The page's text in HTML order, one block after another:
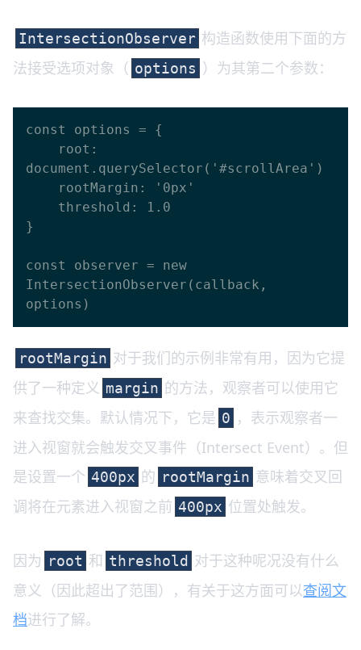
IntersectionObserver 构造函数使用下面的方
法接受选项对象（ options ）为其第二个参数：
const options = {
document.querySelector('#scrollArea')
}
const observer = new
IntersectionObserver(callback,
rootMargin 对于我们的示例非常有用，因为它提
供了一种定义 margin 的方法，观察者可以使用它
来查找交集。默认情况下，它是 0 ，表示观察者一
进入视窗就会触发交叉事件（Intersect Event）。但
是设置一个 400px 的 rootMargin 意味着交叉回
调将在元素进入视窗之前 400px 位置处触发。
因为 root 和 threshold 对于这种呢况没有什么
意义（因此超出了范围），有关于这方面可以查阅文
档进行了解。